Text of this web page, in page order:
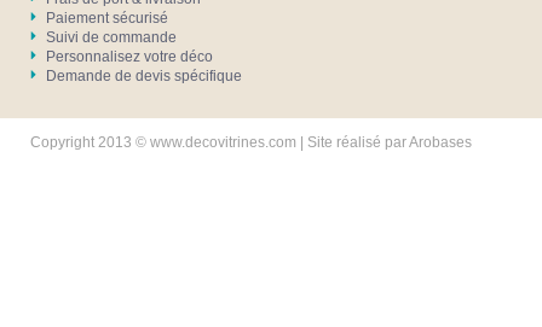
Paiement sécurisé
Suivi de commande
Personnalisez votre déco
Demande de devis spécifique
Copyright 2013 © www.decovitrines.com | Site réalisé parArobases